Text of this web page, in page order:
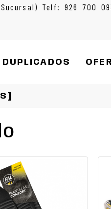
Telf: 926 700
DUPLICADOS